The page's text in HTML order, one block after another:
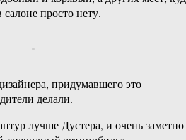
просто нету.
придумавшего это
делали.
лучше Дустера, и очень заметно